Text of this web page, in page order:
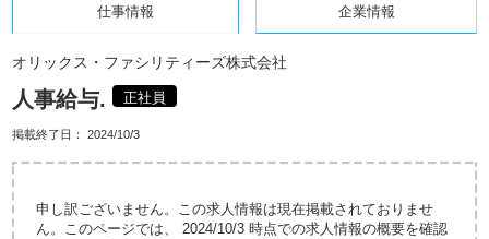
仕事情報 企業情報
オリックス・ファシリティーズ株式会社
人事給与. 正社員
掲載終了日： 2024/10/3
申し訳ございません。この求人情報は現在掲載されておりませ
ん。このページでは、 2024/10/3 時点での求人情報の概要を確認